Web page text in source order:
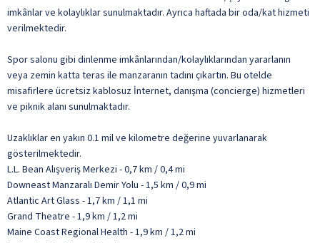
imkânlar ve kolaylıklar sunulmaktadır. Ayrıca haftada bir oda/kat hizmeti
verilmektedir.
Spor salonu gibi dinlenme imkânlarından/kolaylıklarından yararlanın
veya zemin katta teras ile manzaranın tadını çıkartın. Bu otelde
misafirlere ücretsiz kablosuz İnternet, danışma (concierge) hizmetleri
ve piknik alanı sunulmaktadır.
Uzaklıklar en yakın 0.1 mil ve kilometre değerine yuvarlanarak
gösterilmektedir.
L.L. Bean Alışveriş Merkezi - 0,7 km / 0,4 mi
Downeast Manzaralı Demir Yolu - 1,5 km / 0,9 mi
Atlantic Art Glass - 1,7 km / 1,1 mi
Grand Theatre - 1,9 km / 1,2 mi
Maine Coast Regional Health - 1,9 km / 1,2 mi